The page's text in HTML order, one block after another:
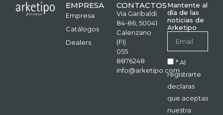
EMPRESA
Empresa
Catálogos
Dealers
CONTACTOS
Via Garibaldi
84-86, 50041
Calenzano
(FI)
055
8876248
info@arketipo.com
Mantente al
día de las
noticias de
Arketipo
* Al
registrarte
declaras
que aceptas
nuestra